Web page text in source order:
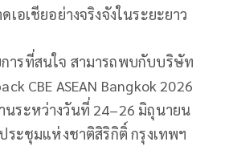
เอเชียอย่างจริงจังในระยะยาว
ารที่สนใจ สามารถพบกับบริษัท
CBE ASEAN Bangkok 2026
นระหว่างวันที่ 24–26 มิถุนายน
ระชุมแห่งชาติสิริกิติ์ กรุงเทพฯ